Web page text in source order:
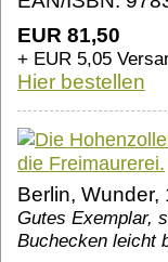
EUR 81,50
+ EUR 5,05
Hier bestellen
Berlin,
Gutes Exemplar,
Buchecken leicht